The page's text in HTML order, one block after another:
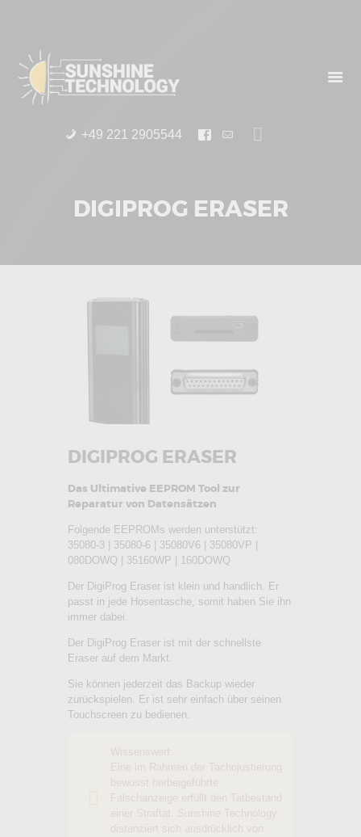
+49 221 2905544
DIGIPROG ERASER
UPDATES
HÄNDLER
DIGIPROG ERASER
Das Ultimative EEPROM Tool zur
Reparatur von Datensätzen
Folgende EEPROMs werden unterstützt:
35080-3 | 35080-6 | 35080V6 | 35080VP |
080DOWQ | 35160WP | 160DOWQ
Der DigiProg Eraser ist klein und handlich. Er
passt in jede Hosentasche, somit haben Sie ihn
immer dabei.
Der DigiProg Eraser ist mit der schnellste
Eraser auf dem Markt.
Sie können jederzeit das Backup wieder
zurückspielen. Er ist sehr einfach über seinen
Touchscreen zu bedienen.
Wissenswert:
Eine im Rahmen der Tachojustierung
bewusst herbeigeführte
Falschanzeige erfüllt den Tatbestand
einer Straftat. Sunshine Technology
distanziert sich ausdrücklich von